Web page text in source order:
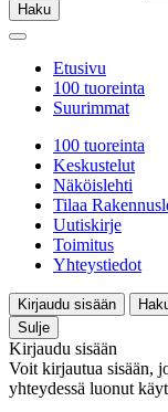
Haku
Etusivu
100 tuoreinta
Suurimmat
100 tuoreinta
Keskustelut
Näköislehti
Tilaa
Uutiskirje
Toimitus
Yhteystiedot
Kirjaudu sisään
Sulje
Kirjaudu sisään
Voit kirjautua sisään,
yhteydessä luonut